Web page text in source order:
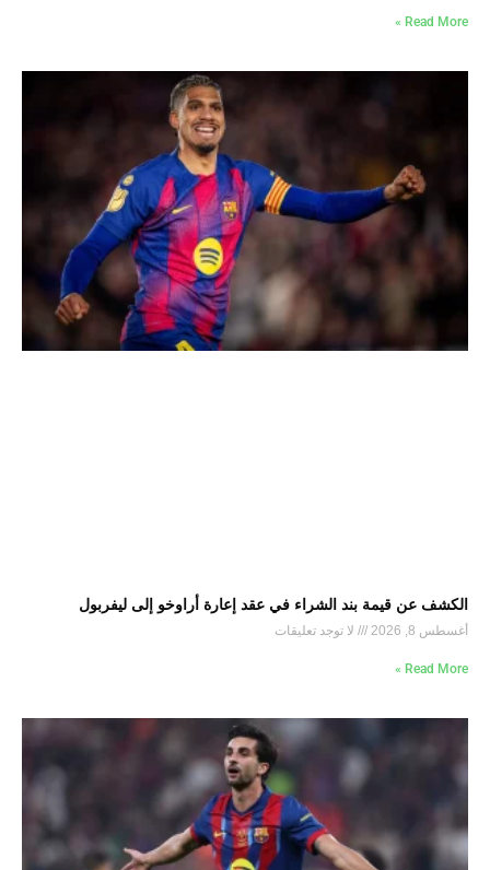
Read More »
الكشف عن قيمة بند الشراء في عقد إعارة أراوخو إلى ليفربول
أغسطس 8, 2026 لا توجد تعليقات
Read More »